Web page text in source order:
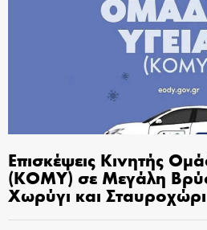
Επισκέψεις Κινητής
(ΚΟΜΥ) σε Μεγάλη
Χωρύγι και Σταυροχώρι